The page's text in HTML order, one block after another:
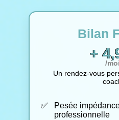
Bilan
+
/
Un rendez-vous
Pesée
professionnelle